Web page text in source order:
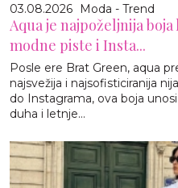
03.08.2026 Moda - Trend
Aqua je najpoželjnija boja
modne piste i Insta...
Posle ere Brat Green, aqua
najsvežija i najsofisticiranija
do Instagrama, ova boja
duha i letnje...